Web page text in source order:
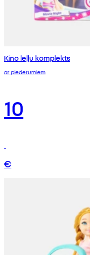
Kino leļļu komplekts
ar piederumiem
10
€